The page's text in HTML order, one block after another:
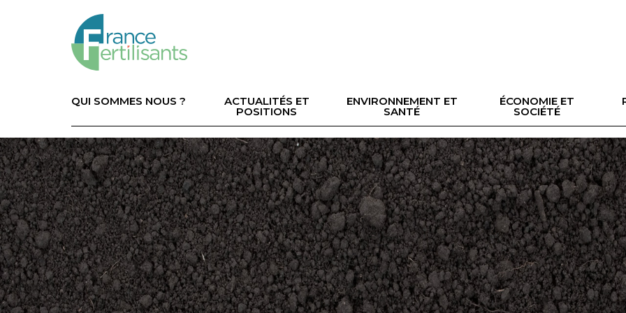
principale
QUI SOMMES NOUS ? ACTUALITÉS ET
POSITIONS
ENVIRONNEMENT ET
SANTÉ
ÉCONOMIE ET
SOCIÉTÉ
Image